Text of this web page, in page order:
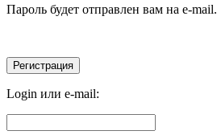
Пароль будет отправлен вам на e-mail.
Login или e-mail: